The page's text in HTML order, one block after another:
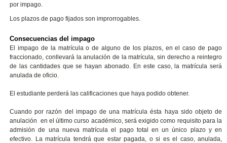
por impago.
Los plazos de pago fijados son improrrogables.
Consecuencias del impago
El impago de la matrícula o de alguno de los plazos, en el caso de pago
fraccionado, conllevará la anulación de la matrícula, sin derecho a reintegro
de las cantidades que se hayan abonado. En este caso, la matrícula será
anulada de oficio.
El estudiante perderá las calificaciones que haya podido obtener.
Cuando por razón del impago de una matrícula ésta haya sido objeto de
anulación en el último curso académico, será exigido como requisito para la
admisión de una nueva matrícula el pago total en un único plazo y en
efectivo. La matrícula tendrá que estar pagada, o si es el caso, anulada,